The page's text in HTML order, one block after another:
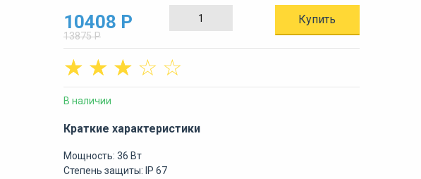
10408 Р
13875 Р
Купить
☆
☆
☆
☆
☆
В наличии
Краткие характеристики
Мощность: 36 Вт
Степень защиты: IP 67